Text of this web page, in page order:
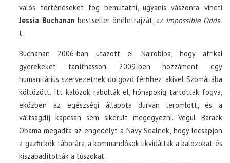
valós történéseket fog bemutatni, ugyanis vászonra viheti
Jessia Buchanan bestseller önéletrajzát, az Impossible Odds-
t.
Buchanan 2006-ban utazott el Nairobiba, hogy afrikai
gyerekeket taníthasson. 2009-ben hozzáment egy
humanitárius szervezetnek dolgozó férfihez, akivel Szomáliába
költözött. Itt kalózok rabolták el, hónapokig tartották fogva,
eközben az egészségi állapota durván leromlott, és a
váltságdíj kapcsán sem sikerült megegyezni. Végül Barack
Obama megadta az engedélyt a Navy Sealnek, hogy lecsapjon
a gazfickók táborára, a kommandósok likvidálták a kalózokat és
kiszabadították a túszokat.